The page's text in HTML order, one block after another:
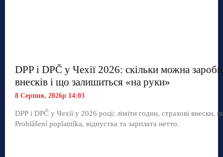
DPP і DPČ у Чехії 2026: скільки можна
внесків і що залишиться «на руки»
8 Серпня, 2026р 14:03
DPP і DPČ у Чехії у 2026 році: ліміти годин, страхові внески,
Prohlášení poplatníka, відпустка та зарплата нетто.